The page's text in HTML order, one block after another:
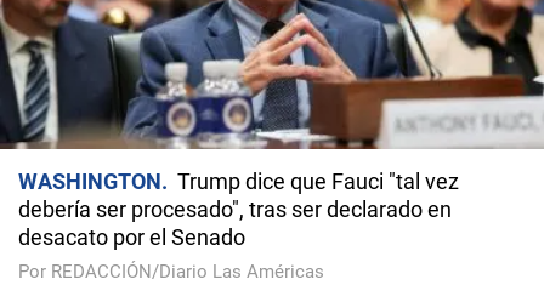
WASHINGTON
Trump dice que Fauci "tal vez
debería ser procesado", tras ser declarado en
desacato por el Senado
Por REDACCIÓN/Diario Las Américas